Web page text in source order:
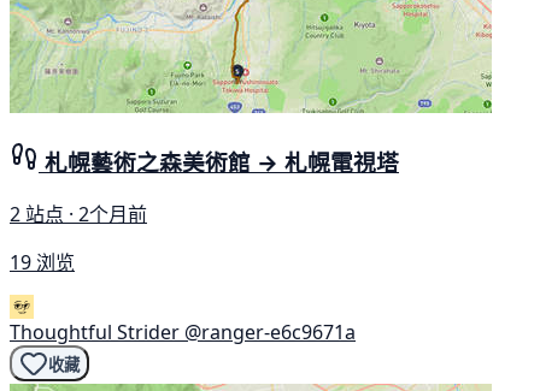
札幌藝術之森美術館 → 札幌電視塔
2 站点 · 2个月前
19 浏览
Thoughtful Strider @ranger-e6c9671a
收藏